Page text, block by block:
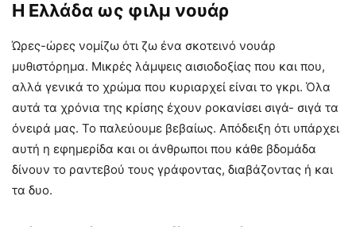
Η Ελλάδα ως φιλμ νουάρ
Ώρες-ώρες νομίζω ότι ζω ένα σκοτεινό νουάρ
μυθιστόρημα. Μικρές λάμψεις αισιοδοξίας που και που,
αλλά γενικά το χρώμα που κυριαρχεί είναι το γκρι. Όλα
αυτά τα χρόνια της κρίσης έχουν ροκανίσει σιγά- σιγά τα
όνειρά μας. Το παλεύουμε βεβαίως. Απόδειξη ότι υπάρχει
αυτή η εφημερίδα και οι άνθρωποι που κάθε βδομάδα
δίνουν το ραντεβού τους γράφοντας, διαβάζοντας ή και
τα δυο.